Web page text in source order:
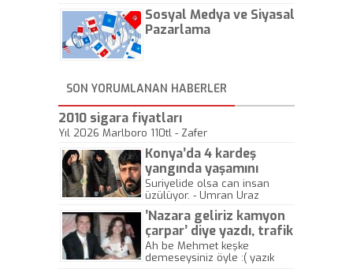
gösterisinin bu yarışmada
önemli olmadığını anlamıştır.
Sosyal Medya ve Siyasal
Pazarlama
SON YORUMLANAN HABERLER
2010 sigara fiyatları
Yıl 2026 Marlboro 110tl - Zafer
Konya’da 4 kardeş
yangında yaşamını
yitirdi
Suriyelide olsa can insan
üzülüyor. - Umran Uraz
’Nazara geliriz kamyon
çarpar’ diye yazdı, trafik
kazasında öldü!
Ah be Mehmet keşke
demeseysiniz öyle :( yazık